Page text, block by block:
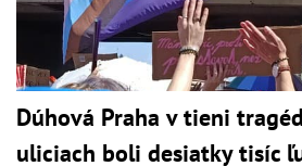
Dúhová Praha v tieni
uliciach boli desiatky tisíc